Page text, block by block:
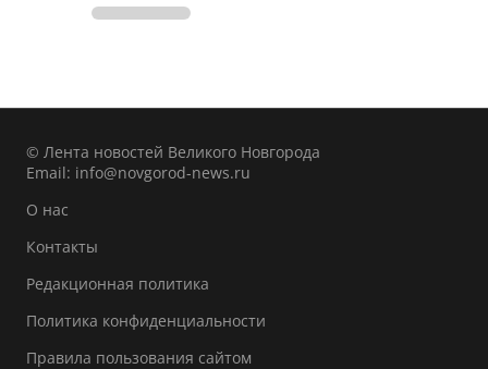
© Лента новостей Великого Новгорода
Email: info@novgorod-news.ru
О нас
Контакты
Редакционная политика
Политика конфиденциальности
Правила пользования сайтом